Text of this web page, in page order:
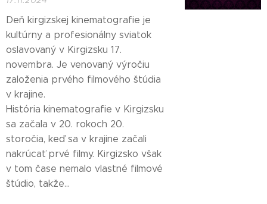
Deň kirgizskej kinematografie je
kultúrny a profesionálny sviatok
oslavovaný v Kirgizsku 17.
novembra. Je venovaný výročiu
založenia prvého filmového štúdia
v krajine.
História kinematografie v Kirgizsku
sa začala v 20. rokoch 20.
storočia, keď sa v krajine začali
nakrúcať prvé filmy. Kirgizsko však
v tom čase nemalo vlastné filmové
štúdio, takže...